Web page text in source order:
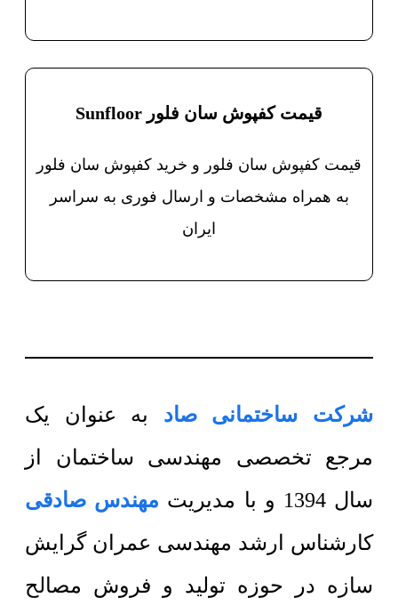
قیمت کفپوش سان فلور Sunfloor
قیمت کفپوش سان فلور و خرید کفپوش سان فلور
به همراه مشخصات و ارسال فوری به سراسر
ایران
شرکت ساختمانی صاد به عنوان یک
مرجع تخصصی مهندسی ساختمان از
سال 1394 و با مدیریت
مهندس صادقی
کارشناس ارشد مهندسی عمران گرایش
سازه در حوزه تولید و فروش مصالح